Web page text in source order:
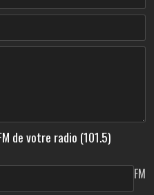
de votre radio (101.5)
FM